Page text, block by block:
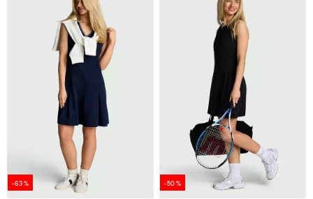
-63 % -50 %